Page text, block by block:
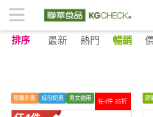
蔬果酵素 | KGCHECK聯華食品生
排序 最新 熱門 暢銷
任4件 85折
膠囊非素 成份奶素 男女適用 膠